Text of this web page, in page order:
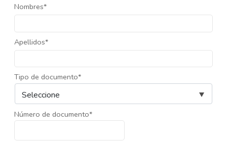
Nombres*
Apellidos*
Tipo de documento*
Número de documento*